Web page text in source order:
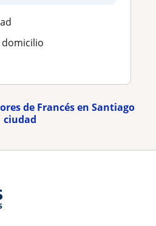
domicilio
de Francés en Santiago
ciudad